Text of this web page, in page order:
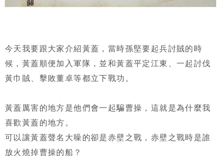
今天我要跟大家介紹黃蓋，當時孫堅要起兵討賊的時
候，黃蓋順便加入軍隊，並和黃蓋平定江東、一起討伐
黃巾賊、擊敗董卓等都立下戰功。
黃蓋厲害的地方是他們會一起騙曹操，這就是為什麼我
喜歡黃蓋的地方。
可以讓黃蓋聲名大噪的卻是赤壁之戰，赤壁之戰時是誰
放火燒掉曹操的船？